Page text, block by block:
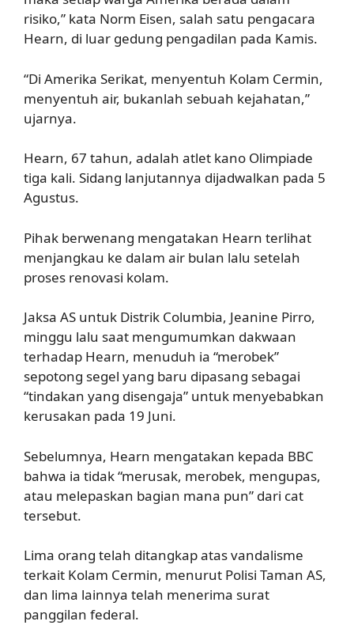
risiko,” kata Norm Eisen, salah satu pengacara
Hearn, di luar gedung pengadilan pada Kamis.
“Di Amerika Serikat, menyentuh Kolam Cermin,
menyentuh air, bukanlah sebuah kejahatan,”
ujarnya.
Hearn, 67 tahun, adalah atlet kano Olimpiade
tiga kali. Sidang lanjutannya dijadwalkan pada 5
Agustus.
Pihak berwenang mengatakan Hearn terlihat
menjangkau ke dalam air bulan lalu setelah
proses renovasi kolam.
Jaksa AS untuk Distrik Columbia, Jeanine Pirro,
minggu lalu saat mengumumkan dakwaan
terhadap Hearn, menuduh ia “merobek”
sepotong segel yang baru dipasang sebagai
“tindakan yang disengaja” untuk menyebabkan
kerusakan pada 19 Juni.
Sebelumnya, Hearn mengatakan kepada BBC
bahwa ia tidak “merusak, merobek, mengupas,
atau melepaskan bagian mana pun” dari cat
tersebut.
Lima orang telah ditangkap atas vandalisme
terkait Kolam Cermin, menurut Polisi Taman AS,
dan lima lainnya telah menerima surat
panggilan federal.